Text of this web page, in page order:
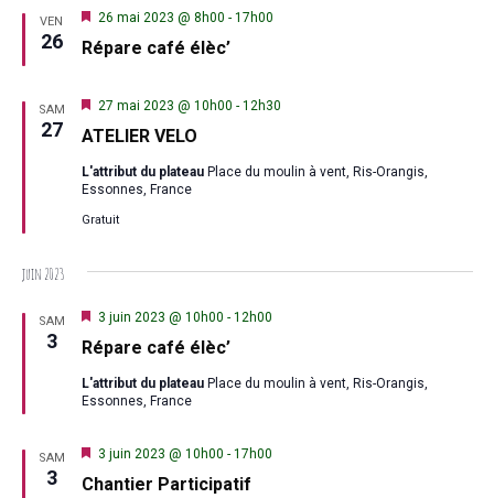
date.
VEN
26 Répare café élèc’
Mis
avant
26 mai 2023 @ 8h00 - 17h00
SAM
27 ATELIER VELO
Mis
avant
27 mai 2023 @ 10h00 - 12h30
L'attribut du plateau Place du moulin à vent, Ris-Orangis,
Essonnes, France
Gratuit
juin 2023
SAM
3 Répare café élèc’
Mis
avant
3 juin 2023 @ 10h00 - 12h00
L'attribut du plateau Place du moulin à vent, Ris-Orangis,
Essonnes, France
SAM
3 Chantier Participatif
Mis
avant
3 juin 2023 @ 10h00 - 17h00